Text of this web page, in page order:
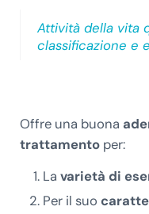
Attività della vita
classificazione e
Offre una buona
trattamentoper:
Lavarietà di
Per il suo